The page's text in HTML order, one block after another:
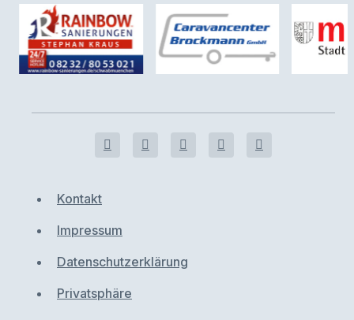
Kontakt
Impressum
Datenschutzerklärung
Privatsphäre